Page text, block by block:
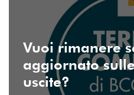
Vuoi rimanere
aggiornato
uscite?